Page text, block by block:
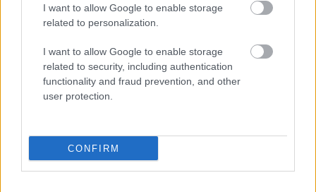
I want to allow Google to enable storage
related to personalization.
I want to allow Google to enable storage
related to security, including authentication
functionality and fraud prevention, and other
user protection.
CONFIRM